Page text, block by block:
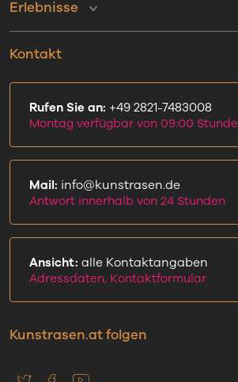
Erlebnisse
Kontakt
Rufen Sie an: +49 2821-7483008
Montag verfügbar von 09:00 Stunde
Mail: info@kunstrasen.de
Antwort innerhalb von 24 Stunden
Ansicht: alle Kontaktangaben
Adressdaten, Kontaktformular
Kunstrasen.at folgen